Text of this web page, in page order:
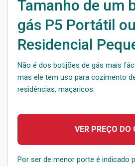
Tamanho de um
gás P5 Portátil ou
Residencial
Não é dos botijões de gás mais
mas ele tem uso para cozimento
residências, maçaricos.
VER PREÇO DO
Por ser de menor porte é indicado